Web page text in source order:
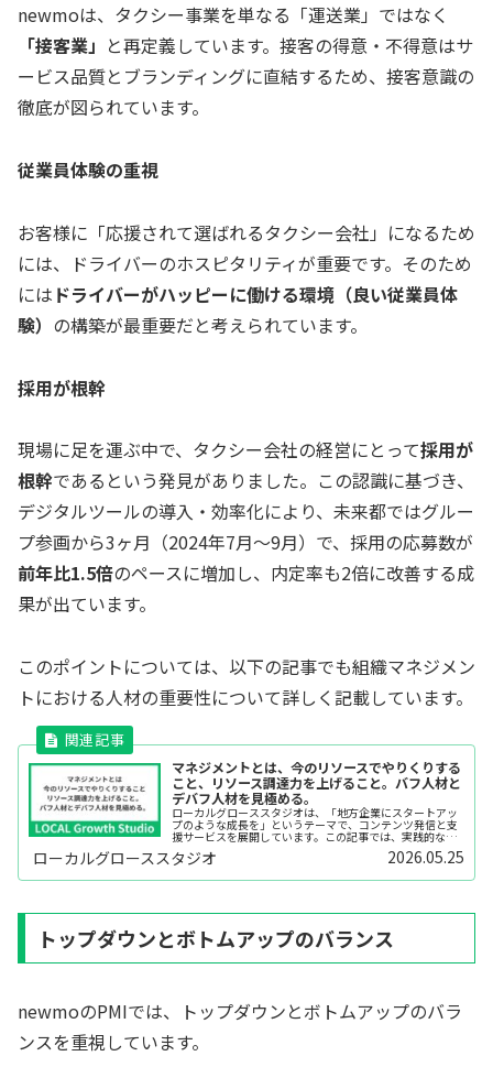
newmoは、タクシー事業を単なる「運送業」ではなく
「接客業」 と再定義しています。接客の得意・不得意はサ
ービス品質とブランディングに直結するため、接客意識の
徹底が図られています。
従業員体験の重視
お客様に「応援されて選ばれるタクシー会社」になるため
には、ドライバーのホスピタリティが重要です。そのため
には ドライバーがハッピーに働ける環境（良い従業員体
験） の構築が最重要だと考えられています。
採用が根幹
現場に足を運ぶ中で、タクシー会社の経営にとって採用が
根幹であるという発見がありました。この認識に基づき、
デジタルツールの導入・効率化により、未来都ではグルー
プ参画から3ヶ月（2024年7月〜9月）で、採用の応募数が
前年比1.5倍のペースに増加し、内定率も2倍に改善する成
果が出ています。
このポイントについては、以下の記事でも組織マネジメン
トにおける人材の重要性について詳しく記載しています。
マネジメントとは、今のリソースでやりくりする
こと、リソース調達力を上げること。バフ人材と
デバフ人材を見極める。
ローカルグローススタジオは、「地方企業にスタートアッ
プのような成長を」というテーマで、コンテンツ発信と支
援サービスを展開しています。この記事では、実践的なビ
ジネスノウハウを、できるだけわかりやすくお伝えしてい
きます。この記事は、「マネジメン...
ローカルグローススタジオ 2026.05.25
トップダウンとボトムアップのバランス
newmoのPMIでは、トップダウンとボトムアップのバラ
ンスを重視しています。